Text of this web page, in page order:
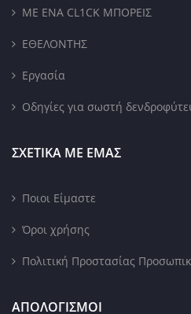
ΜΕ ΕΝΑ CL1CK ΜΠΟΡΕΙΣ
ΕΘΕΛΟΝΤΗΣ
Εργασία
Οδηγίες για σωστή
ΣΧΕΤΙΚΑ ΜΕ ΕΜΑΣ
Ποιοι Είμαστε
Όροι χρήσης
Πολιτική Προστασίας
ΑΠΟΛΟΓΙΣΜΟΙ